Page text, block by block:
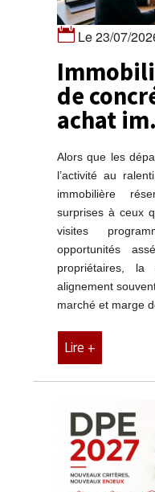
Le 23/07/
de
achat
Alors que les
l’activité au
immobilière
surprises à ceux
visites
opportunités
propriétaires,
alignement
marché et marge
Lire +